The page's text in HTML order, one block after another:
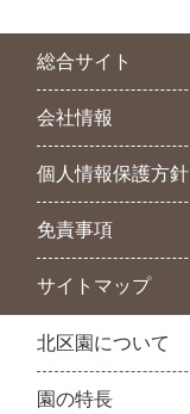
総合サイト
会社情報
個人情報保護方針
免責事項
サイトマップ
北区園について
園の特長